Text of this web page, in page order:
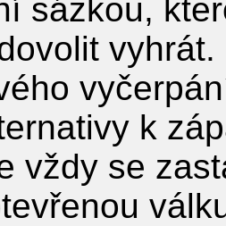
sázkou,
k
vždy se